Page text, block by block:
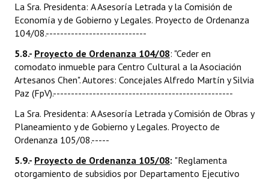
La Sra. Presidenta: A Asesoría Letrada y la Comisión de
Economía y de Gobierno y Legales. Proyecto de Ordenanza
104/08.----------------------------
5.8.- Proyecto de Ordenanza 104/08: "Ceder en
comodato inmueble para Centro Cultural a la Asociación
Artesanos Chen". Autores: Concejales Alfredo Martín y Silvia
Paz (FpV).--------------------------------------------------
La Sra. Presidenta: A Asesoría Letrada y Comisión de Obras y
Planeamiento y de Gobierno y Legales. Proyecto de
Ordenanza 105/08.-----
5.9.- Proyecto de Ordenanza 105/08: "Reglamenta
otorgamiento de subsidios por Departamento Ejecutivo